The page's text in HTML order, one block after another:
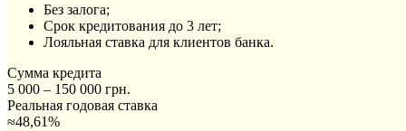
Без залога;
Срок кредитования до 3 лет;
Лояльная ставка для клиентов банка.
Сумма кредита
5 000 – 150 000 грн.
Реальная годовая ставка
≈48,61%